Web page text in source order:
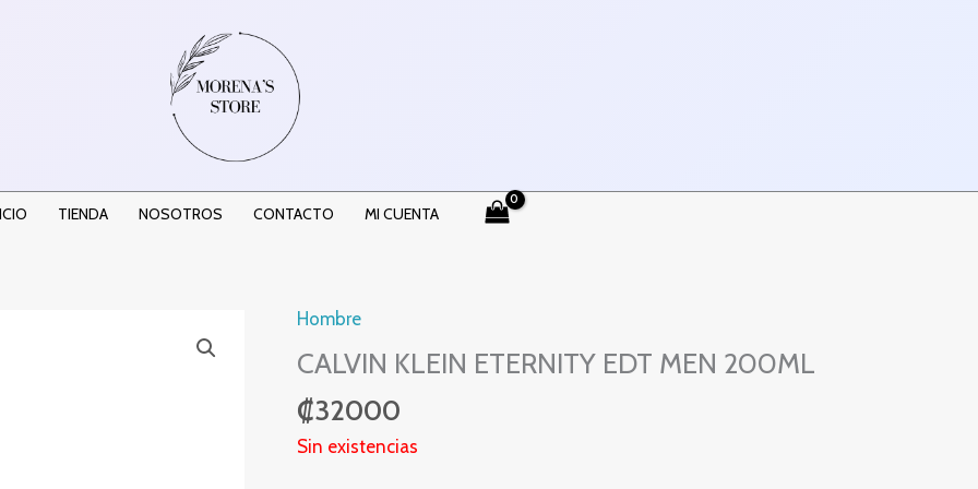
TIENDA NOSOTROS CONTACTO MI CUENTA
Hombre
CALVIN KLEIN ETERNITY EDT MEN 200ML
₡32000
Sin existencias